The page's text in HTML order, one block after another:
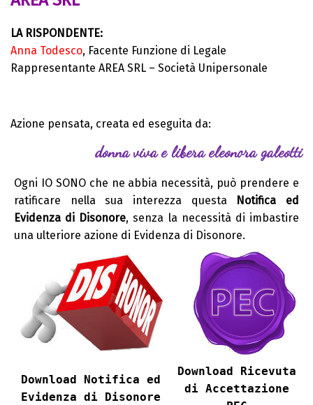
LA RISPONDENTE:
Anna Todesco, Facente Funzione di Legale
Rappresentante AREA SRL – Società Unipersonale
Azione pensata, creata ed eseguita da:
donna viva e libera eleonora galeotti
Ogni IO SONO che ne abbia necessità, può prendere e
ratificare nella sua interezza questa
Notifica ed
Evidenza di Disonore, senza la necessità di imbastire
una ulteriore azione di Evidenza di Disonore.
Download Notifica ed
Evidenza di Disonore
Download Ricevuta
di Accettazione